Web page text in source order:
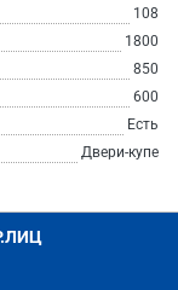
108
1800
850
600
Есть
Двери-купе